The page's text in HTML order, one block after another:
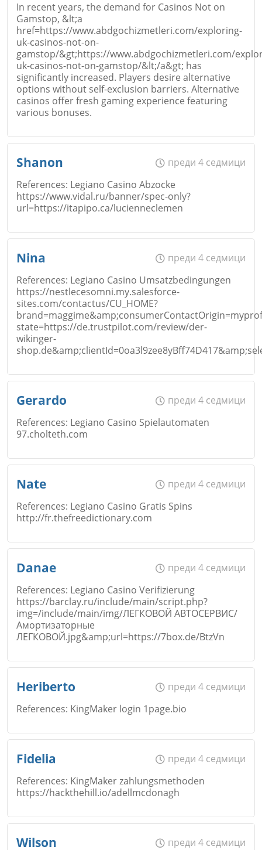
Email
Коментар *
Откажи
In recent years, the demand for Casinos Not on
Gamstop, &lt;a
href=https://www.abdgochizmetleri.com/exploring-
uk-casinos-not-on-
gamstop/&gt;https://www.abdgochizmetleri.com/
uk-casinos-not-on-gamstop/&lt;/a&gt; has
significantly increased. Players desire alternative
options without self-exclusion barriers. Alternative
casinos offer fresh gaming experience featuring
various bonuses.
Email
Коментар*
Откажи
Shanon
преди 4 седмици
References: Legiano Casino Abzocke
https://www.vidal.ru/banner/spec-only?
url=https://itapipo.ca/lucienneclemen
Email
Коментар*
Откажи
Nina
преди 4 седмици
References: Legiano Casino Umsatzbedingungen
https://nestlecesomni.my.salesforce-
sites.com/contactus/CU_HOME?
state=https://de.trustpilot.com/review/der-
wikinger-
Email
Коментар*
Gerardo
преди 4 седмици
References: Legiano Casino Spielautomaten
97.cholteth.com
Email
Коментар*
Откажи
Nate
преди 4 седмици
References: Legiano Casino Gratis Spins
http://fr.thefreedictionary.com
Email
Коментар*
Откажи
Danae
преди 4 седмици
References: Legiano Casino Verifizierung
https://barclay.ru/include/main/script.php?
img=/include/main/img/ЛЕГКОВОЙ АВТОСЕРВИС/
Амортизаторные
ЛЕГКОВОЙ.jpg&amp;url=https://7box.de/BtzVn
Email
Heriberto
преди 4 седмици
References: KingMaker login 1page.bio
Email
Fidelia
преди 4 седмици
References: KingMaker zahlungsmethoden
https://hackthehill.io/adellmcdonagh
Wilson преди 4 седмици